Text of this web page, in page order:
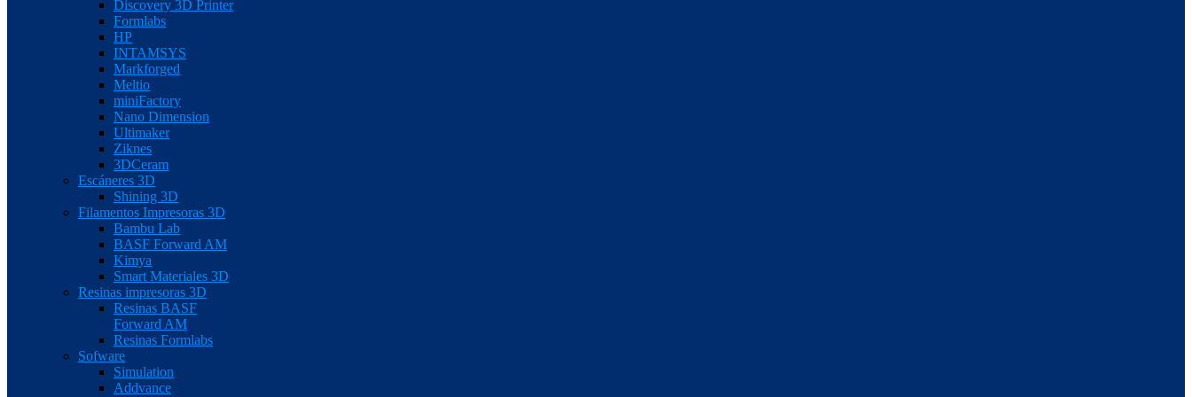
Discovery 3D Printer
Formlabs
HP
INTAMSYS
Markforged
Meltio
miniFactory
Nano Dimension
Ultimaker
Ziknes
3DCeram
Escáneres 3D
Shining 3D
Filamentos Impresoras 3D
Bambu Lab
BASF Forward AM
Kimya
Smart Materiales 3D
Resinas impresoras 3D
Resinas BASF
Forward AM
Resinas Formlabs
Sofware
Simulation
Addvance